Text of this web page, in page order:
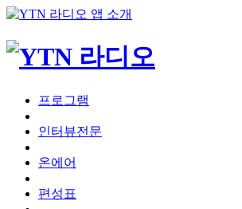
프로그램
인터뷰전문
온에어
편성표